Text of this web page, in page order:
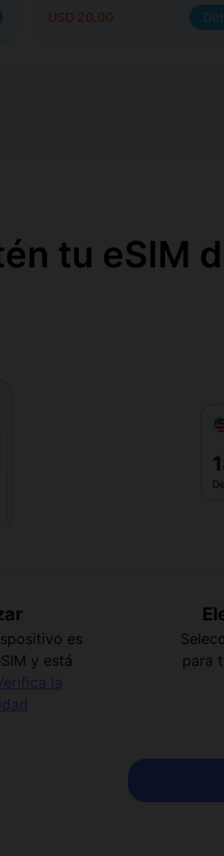
USD 20.00
tu eSIM
es
y está
la
para